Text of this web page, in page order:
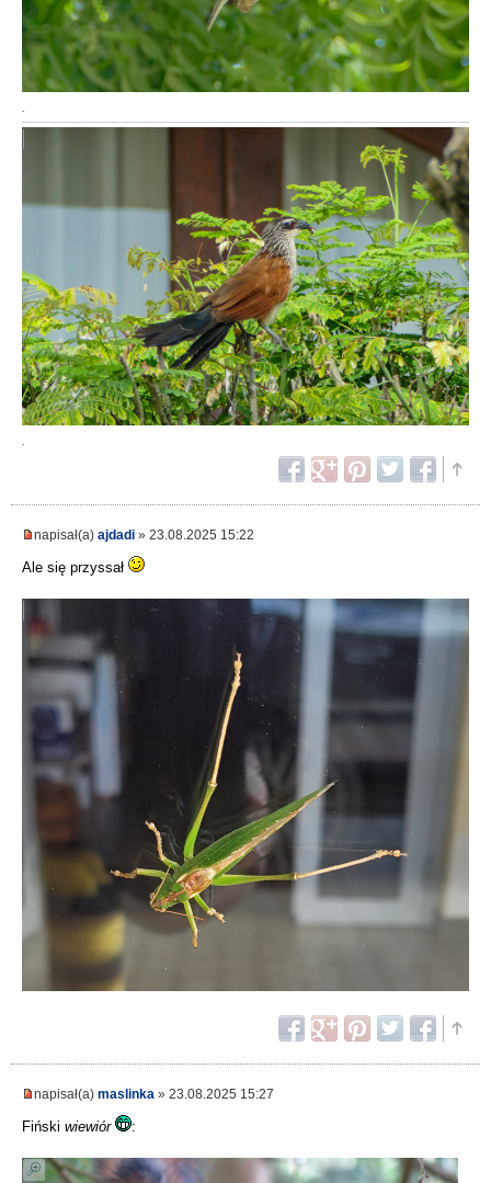
.
napisał(a) ajdadi » 23.08.2025 15:22
Ale się przyssał
napisał(a) maslinka » 23.08.2025 15:27
Fiński wiewiór :